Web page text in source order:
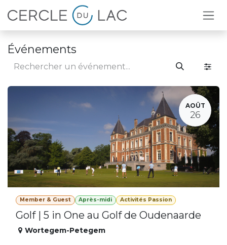
Se rendre au contenu
Événements
AOÛT
26
Member & Guest Après-midi Activités Passion
Golf | 5 in One au Golf de Oudenaarde
Wortegem-Petegem